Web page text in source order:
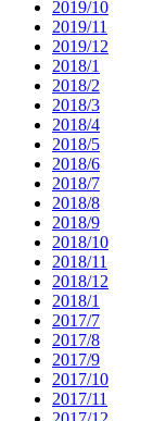
2019/10
2019/11
2019/12
2018/1
2018/2
2018/3
2018/4
2018/5
2018/6
2018/7
2018/8
2018/9
2018/10
2018/11
2018/12
2018/1
2017/7
2017/8
2017/9
2017/10
2017/11